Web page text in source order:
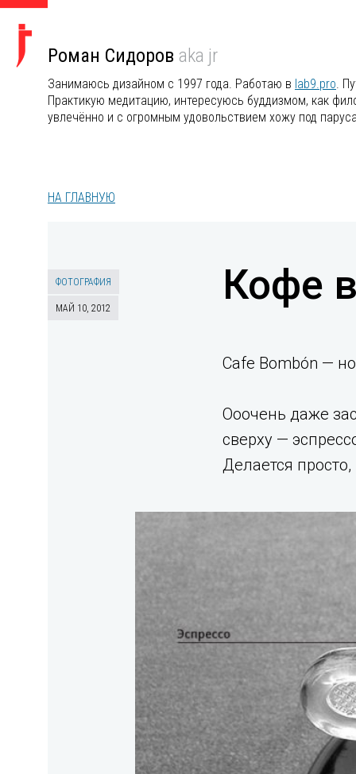
Роман Сидоров aka jr
Занимаюсь дизайном с 1997 года. Работаю в lab9.pro.
Практикую медитацию, интересуюсь буддизмом, как
увлечённо и с огромным удовольствием хожу под
НА ГЛАВНУЮ
ФОТОГРАФИЯ
МАЙ 10, 2012 Кофе
Cafe Bombón —
Ооочень даже
сверху —
Делается